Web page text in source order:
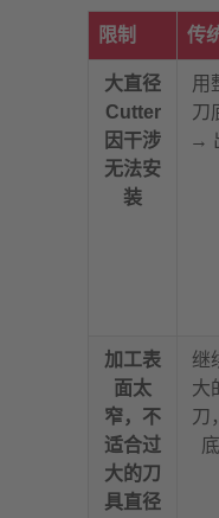
限制 传
大直径
Cutter
因干涉
无法安
装
用
刀
→
加工表
面太
窄，不
适合过
大的刀
具直径
继
大
刀